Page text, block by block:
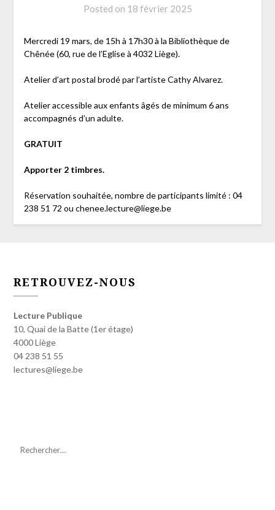
Posted on 18 février 2025
Mercredi 19 mars, de 15h à 17h30 à la Bibliothèque de
Chênée (60, rue de l’Eglise à 4032 Liège).
Atelier d’art postal brodé par l’artiste Cathy Alvarez.
Atelier accessible aux enfants âgés de minimum 6 ans
accompagnés d’un adulte.
GRATUIT
Apporter 2 timbres.
Réservation souhaitée, nombre de participants limité : 04
238 51 72 ou chenee.lecture@liege.be
RETROUVEZ-NOUS
Lecture Publique
10, Quai de la Batte (1er étage)
4000 Liège
04 238 51 55
lectures@liege.be